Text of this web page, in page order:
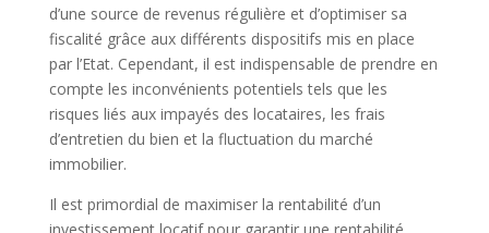
d’une source de revenus régulière et d’optimiser sa
fiscalité grâce aux différents dispositifs mis en place
par l’Etat. Cependant, il est indispensable de prendre en
compte les inconvénients potentiels tels que les
risques liés aux impayés des locataires, les frais
d’entretien du bien et la fluctuation du marché
immobilier.
Il est primordial de maximiser la rentabilité d’un
investissement locatif pour garantir une rentabilité